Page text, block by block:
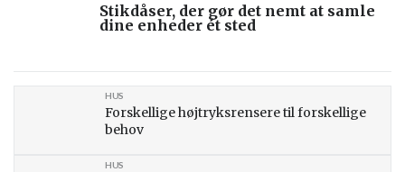
Stikdåser, der gør det nemt at samle
dine enheder ét sted
Forskellige højtryksrensere til forskellige
behov
HUS
HUS